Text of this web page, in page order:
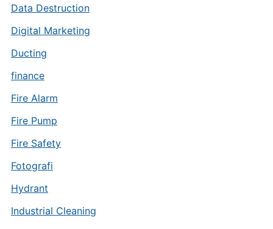
Data Destruction
Digital Marketing
Ducting
finance
Fire Alarm
Fire Pump
Fire Safety
Fotografi
Hydrant
Industrial Cleaning